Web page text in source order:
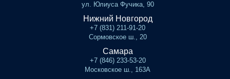
ул. Юлиуса Фучика, 90
Нижний Новгород
+7 (831) 211-91-20
Сормовское ш., 20
Самара
+7 (846) 233-53-20
Московское ш., 163А